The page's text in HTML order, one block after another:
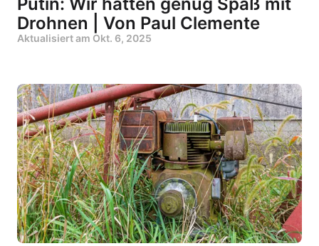
Drohnen | Von Paul Clemente
Aktualisiert am Okt. 6, 2025